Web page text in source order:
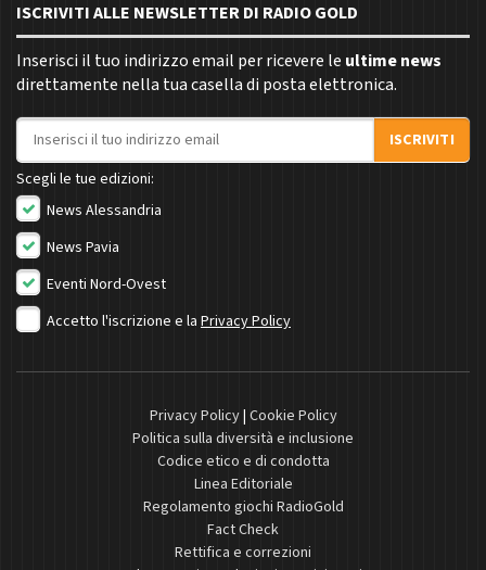
ISCRIVITI ALLE NEWSLETTER DI RADIO GOLD
Inserisci il tuo indirizzo email per ricevere le ultime news
direttamente nella tua casella di posta elettronica.
Indirizzo email
ISCRIVITI
Scegli le tue edizioni:
News Alessandria
News Pavia
Eventi Nord-Ovest
Accetto l'iscrizione e la Privacy Policy
Privacy Policy| Cookie Policy
Politica sulla diversità e inclusione
Codice etico e di condotta
Linea Editoriale
Regolamento giochi RadioGold
Fact Check
Rettifica e correzioni